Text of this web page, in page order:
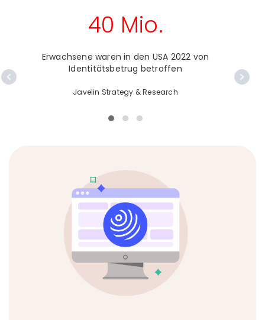
40 Mio.
Erwachsene waren in den USA 2022 von
Identitätsbetrug betroffen
Javelin Strategy & Research